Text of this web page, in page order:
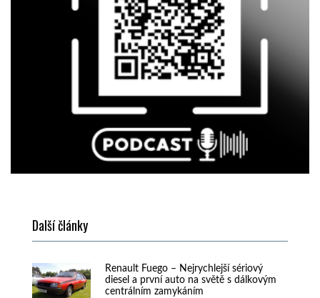
Další články
Renault Fuego – Nejrychlejší sériový
diesel a první auto na světě s dálkovým
centrálním zamykáním